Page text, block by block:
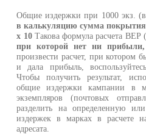
Общие издержки при 1000 экз.
в калькуляцию сумма
х 10Такова формула расчета ВЕР
при которой нет ни
произвести расчет, при котором
и дала прибыль,
Чтобы получить результат,
общие издержки кампании в
экземпляров (почтовых
разделить на определенную
издержек в марках в расчете
адресата.